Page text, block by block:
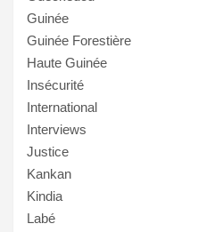
Guinée
Guinée Forestière
Haute Guinée
Insécurité
International
Interviews
Justice
Kankan
Kindia
Labé